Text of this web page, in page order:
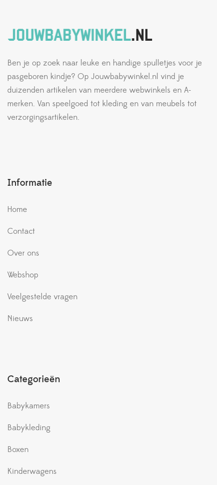
Ben je op zoek naar leuke en handige spulletjes voor je
pasgeboren kindje? Op Jouwbabywinkel.nl vind je
duizenden artikelen van meerdere webwinkels en A-
merken. Van speelgoed tot kleding en van meubels tot
verzorgingsartikelen.
Informatie
Home
Contact
Over ons
Webshop
Veelgestelde vragen
Nieuws
Categorieën
Babykamers
Babykleding
Boxen
Kinderwagens